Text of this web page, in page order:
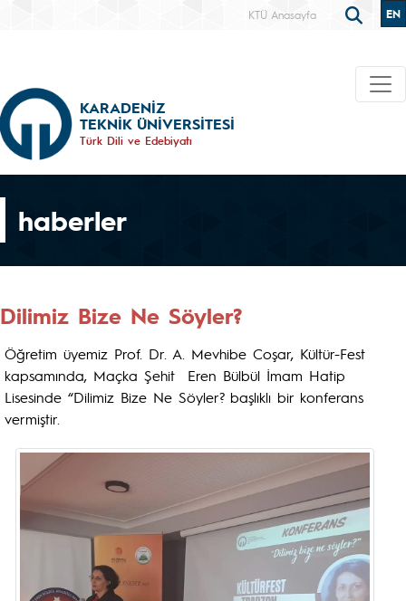
KTÜ Anasayfa EN
KARADENİZ
TEKNİK ÜNİVERSİTESİ
Türk Dili ve Edebiyatı
haberler
Dilimiz Bize Ne Söyler?
Öğretim üyemiz Prof. Dr. A. Mevhibe Coşar, Kültür-Fest
kapsamında, Maçka Şehit Eren Bülbül İmam Hatip
Lisesinde “Dilimiz Bize Ne Söyler? başlıklı bir konferans
vermiştir.